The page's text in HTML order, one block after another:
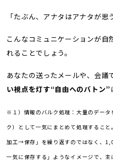
「たぶん、アナタはアナタが思
こんなコミュニケーションが自
れることでしょう。
あなたの送ったメールや、会議
い視点を灯す“自由へのバトン”
※１）情報のバルク処理：大量のデータ
ク）として一気にまとめて処理するこ
加工→保存」を繰り返すのではなく、
一気に保存する」ようなイメージで、